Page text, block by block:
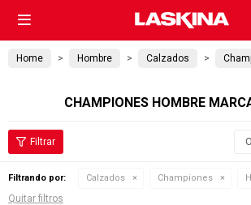

Home Hombre Calzados
CHAMPIONES HOMBRE
Filtrando por: Calzados Championes
Quitar filtros